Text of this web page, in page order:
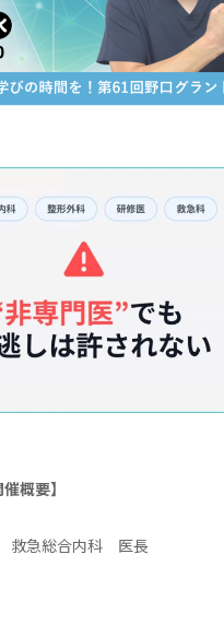
概要】
救急総合内科 医長